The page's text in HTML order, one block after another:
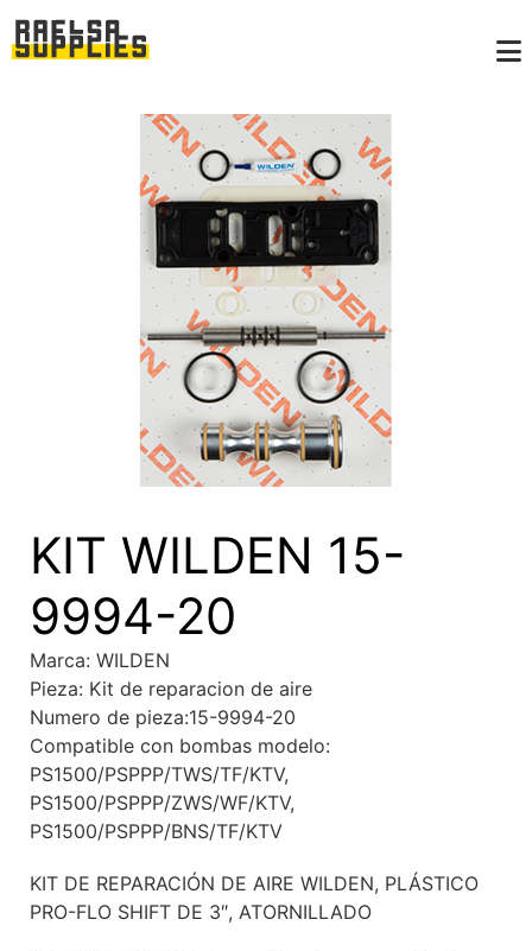
KIT WILDEN 15-
9994-20
Marca: WILDEN
Pieza: Kit de reparacion de aire
Numero de pieza:15-9994-20
Compatible con bombas modelo:
PS1500/PSPPP/TWS/TF/KTV,
PS1500/PSPPP/ZWS/WF/KTV,
PS1500/PSPPP/BNS/TF/KTV
KIT DE REPARACIÓN DE AIRE WILDEN, PLÁSTICO
PRO-FLO SHIFT DE 3″, ATORNILLADO